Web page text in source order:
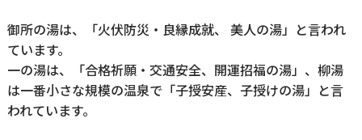
御所の湯は、「火伏防災・良縁成就、 美人の湯」と言われ
ています。
一の湯は、「合格祈願・交通安全、開運招福の湯」、柳湯
は一番小さな規模の温泉で「子授安産、子授けの湯」と言
われています。